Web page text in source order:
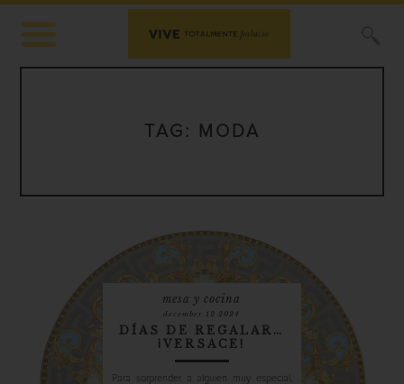
TAG: MODA
mesa y cocina
december 12 2024
DÍAS DE REGALAR…
¡VERSACE!
Para sorprender a alguien muy especial,